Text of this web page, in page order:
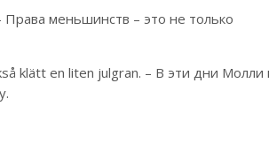
меньшинств – это не только
klätt en liten julgran. – В эти дни Молли